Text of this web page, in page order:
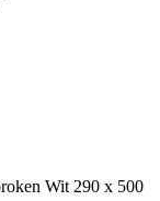
Wit 290 x 500